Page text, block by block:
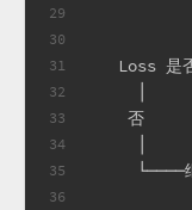
29
30
31
32
33
34
35
36
Loss 是
否
└────